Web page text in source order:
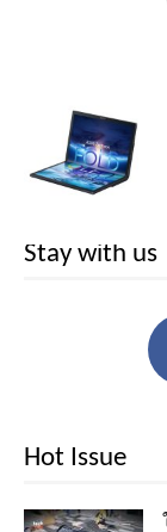
Stay with us
Hot Issue